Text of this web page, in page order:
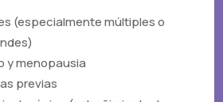
(especialmente múltiples o
y menopausia
previas